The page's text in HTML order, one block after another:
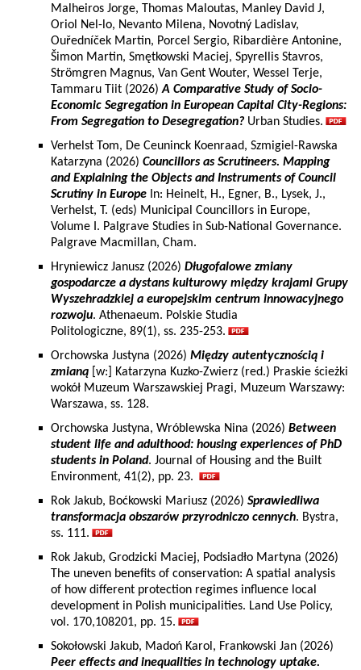
Malheiros Jorge, Thomas Maloutas, Manley David J,
Oriol Nel-lo, Nevanto Milena, Novotný Ladislav,
Ouředníček Martin, Porcel Sergio, Ribardière Antonine,
Šimon Martin, Smętkowski Maciej, Spyrellis Stavros,
Strömgren Magnus, Van Gent Wouter, Wessel Terje,
Tammaru Tiit (2026)A Comparative Study of Socio-
Economic Segregation in European Capital City-Regions:
From Segregation to Desegregation? Urban Studies.
Verhelst Tom, De Ceuninck Koenraad, Szmigiel-Rawska
Katarzyna (2026) Councillors as Scrutineers. Mapping
and Explaining the Objects and Instruments of Council
Scrutiny in Europe In: Heinelt, H., Egner, B., Lysek, J.,
Verhelst, T. (eds) Municipal Councillors in Europe,
Volume I. Palgrave Studies in Sub-National Governance.
Palgrave Macmillan, Cham.
Hryniewicz Janusz (2026) Długofalowe zmiany
gospodarcze a dystans kulturowy między krajami Grupy
Wyszehradzkiej a europejskim centrum innowacyjnego
rozwoju. Athenaeum. Polskie Studia
Politologiczne, 89(1), ss. 235-253.
Orchowska Justyna (2026) Między autentycznością i
zmianą [w:] Katarzyna Kuzko-Zwierz (red.) Praskie ścieżki
wokół Muzeum Warszawskiej Pragi, Muzeum Warszawy:
Warszawa, ss. 128.
Orchowska Justyna, Wróblewska Nina (2026) Between
student life and adulthood: housing experiences of PhD
students in Poland. Journal of Housing and the Built
Environment, 41(2), pp. 23.
Rok Jakub, Boćkowski Mariusz (2026) Sprawiedliwa
transformacja obszarów przyrodniczo cennych. Bystra,
ss. 111.
Rok Jakub, Grodzicki Maciej, Podsiadło Martyna (2026)
The uneven benefits of conservation: A spatial analysis
of how different protection regimes influence local
development in Polish municipalities. Land Use Policy,
vol. 170,108201, pp. 15.
Sokołowski Jakub, Madoń Karol, Frankowski Jan (2026)
Peer effects and inequalities in technology uptake.